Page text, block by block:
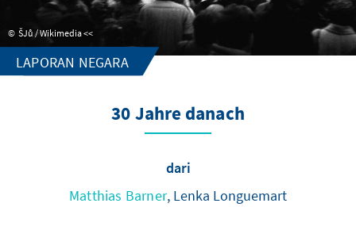
ŠJů / Wikimedia <<
LAPORAN NEGARA
30 Jahre danach
dari
Matthias Barner, Lenka Longuemart